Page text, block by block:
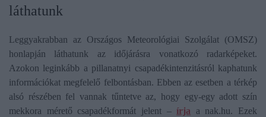
láthatunk
Leggyakrabban az Országos Meteorológiai Szolgálat (OMSZ)
honlapján láthatunk az időjárásra vonatkozó radarképeket.
Azokon leginkább a pillanatnyi csapadékintenzitásról kaphatunk
információkat megfelelő felbontásban. Ebben az esetben a térkép
alsó részében fel vannak tűntetve az, hogy egy-egy adott szín
mekkora mérető csapadékformát jelent – írja a nak.hu. Ezek